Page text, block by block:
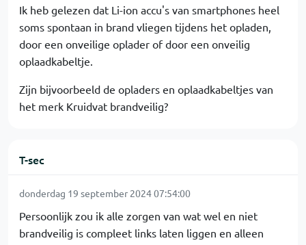
Ik heb gelezen dat Li-ion accu's van smartphones heel
soms spontaan in brand vliegen tijdens het opladen,
door een onveilige oplader of door een onveilig
oplaadkabeltje.
Zijn bijvoorbeeld de opladers en oplaadkabeltjes van
het merk Kruidvat brandveilig?
T-sec
donderdag 19 september 2024 07:54:00
Persoonlijk zou ik alle zorgen van wat wel en niet
brandveilig is compleet links laten liggen en alleen